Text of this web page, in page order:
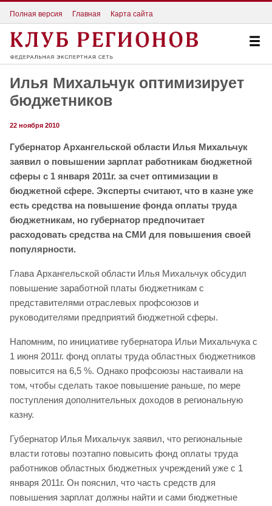
Полная версия Главная Карта сайта
Илья Михальчук оптимизирует
бюджетников
22 ноября 2010
Губернатор Архангельской области Илья Михальчук
заявил о повышении зарплат работникам бюджетной
сферы с 1 января 2011г. за счет оптимизации в
бюджетной сфере. Эксперты считают, что в казне уже
есть средства на повышение фонда оплаты труда
бюджетникам, но губернатор предпочитает
расходовать средства на СМИ для повышения своей
популярности.
Глава Архангельской области Илья Михальчук обсудил
повышение заработной платы бюджетникам с
представителями отраслевых профсоюзов и
руководителями предприятий бюджетной сферы.
Напомним, по инициативе губернатора Ильи Михальчука с
1 июня 2011г. фонд оплаты труда областных бюджетников
повысится на 6,5 %. Однако профсоюзы настаивали на
том, чтобы сделать такое повышение раньше, по мере
поступления дополнительных доходов в региональную
казну.
Губернатор Илья Михальчук заявил, что региональные
власти готовы поэтапно повысить фонд оплаты труда
работников областных бюджетных учреждений уже с 1
января 2011г. Он пояснил, что часть средств для
повышения зарплат должны найти и сами бюджетные